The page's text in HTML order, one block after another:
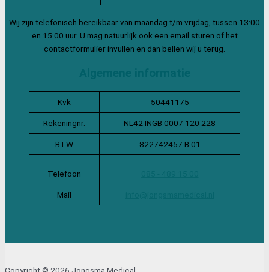
Wij zijn telefonisch bereikbaar van maandag t/m vrijdag, tussen 13:00
en 15:00 uur. U mag natuurlijk ook een email sturen of het
contactformulier invullen en dan bellen wij u terug.
Kvk 50441175
Rekeningnr. NL42 INGB 0007 120 228
BTW 822742457 B 01
Telefoon
Mail
Copyright © 2026 Jongsma Medical